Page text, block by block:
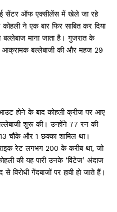
सेंटर ऑफ एक्सीलेंस में खेले जा रहे
ने एक बार फिर साबित कर दिया
बल्लेबाज माना जाता है। गुजरात के
बल्लेबाजी की और महज 29
आउट होने के बाद कोहली क्रीज पर आए
शुरू की। उन्होंने 77 रन की
13 चौके और 1 छक्का शामिल था।
रेट लगभग 200 के करीब था, जो
की यह पारी उनके ‘विंटेज’ अंदाज
विरोधी गेंदबाजों पर हावी हो जाते हैं।